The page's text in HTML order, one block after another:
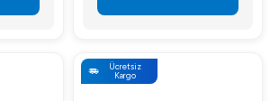
Ücretsiz
Kargo